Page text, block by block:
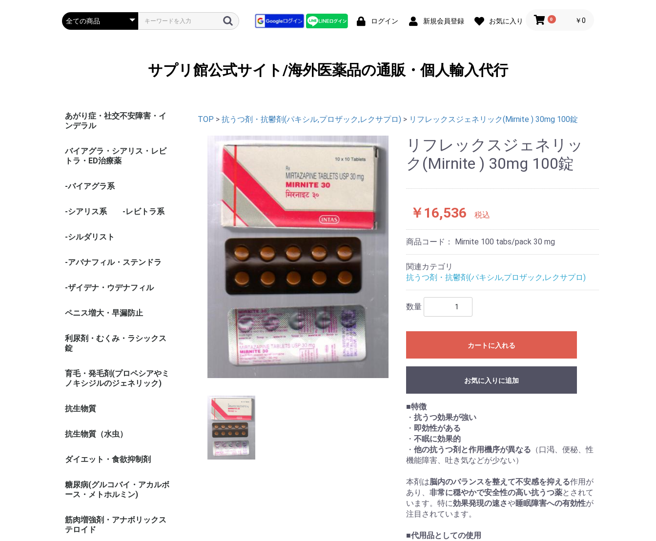
ログイン 新規会員登録 お気に入り 0 ￥0
サプリ館公式サイト/海外医薬品の通販・個人輸入代行
あがり症・社交不安障害・イ
ンデラル
バイアグラ・シアリス・レビ
トラ・ED治療薬
-バイアグラ系
-シアリス系 -レビトラ系
-シルダリスト
-アバナフィル・ステンドラ
-ザイデナ・ウデナフィル
ペニス増大・早漏防止
利尿剤・むくみ・ラシックス
錠
育毛・発毛剤(プロペシアやミ
ノキシジルのジェネリック)
抗生物質
抗生物質（水虫）
ダイエット・食欲抑制剤
糖尿病(グルコバイ・アカルボ
ース・メトホルミン)
筋肉増強剤・アナボリックス
テロイド
TOP > 抗うつ剤・抗鬱剤(パキシル,プロザック,レクサプロ)> リフレックスジェネリック(Mirnite ) 30mg 100錠
リフレックスジェネリッ
ク(Mirnite ) 30mg 100錠
￥16,536 税込
商品コード： Mirnite 100 tabs/pack 30 mg
関連カテゴリ
抗うつ剤・抗鬱剤(パキシル,プロザック,レクサプロ)
数量
カートに入れる
お気に入りに追加
■特徴
・ 抗うつ効果が強い
・ 即効性がある
・ 不眠に効果的
・ 他の抗うつ剤と作用機序が異なる （口渇、便秘、性
機能障害、吐き気などが少ない）
本剤は脳内のバランスを整えて不安感を抑える作用が
あり、 非常に穏やかで安全性の高い抗うつ薬とされて
います。特に効果発現の速さや睡眠障害への有効性が
注目されています。
■代用品としての使用